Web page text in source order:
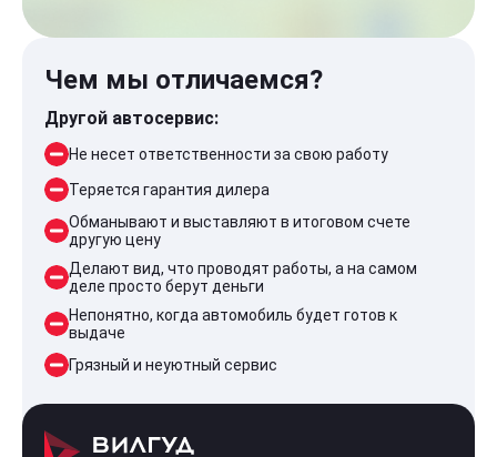
Чем мы отличаемся?
Другой автосервис:
Не несет ответственности за свою работу
Теряется гарантия дилера
Обманывают и выставляют в итоговом счете
другую цену
Делают вид, что проводят работы, а на самом
деле просто берут деньги
Непонятно, когда автомобиль будет готов к
выдаче
Грязный и неуютный сервис